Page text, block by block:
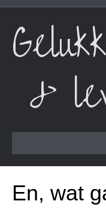
&
En, wat